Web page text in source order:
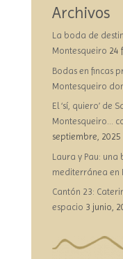
Archivos
La boda de
Montesqueiro 24
Bodas en fincas
Montesqueiro
El ‘sí, quiero’ de
Montesqueiro…
septiembre, 2025
Laura y Pau:
mediterránea en
Cantón 23:
espacio 3 junio,